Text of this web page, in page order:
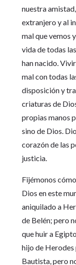
nuestra
extranjero y al
mal que vemos
vida de todas
han nacido.
mal con todas
disposición y
criaturas de
propias manos
sino de Dios.
corazón de las
justicia.
Fijémonos
Dios en este
aniquilado a
de Belén; pero
que huir a
hijo de Herodes
Bautista, pero